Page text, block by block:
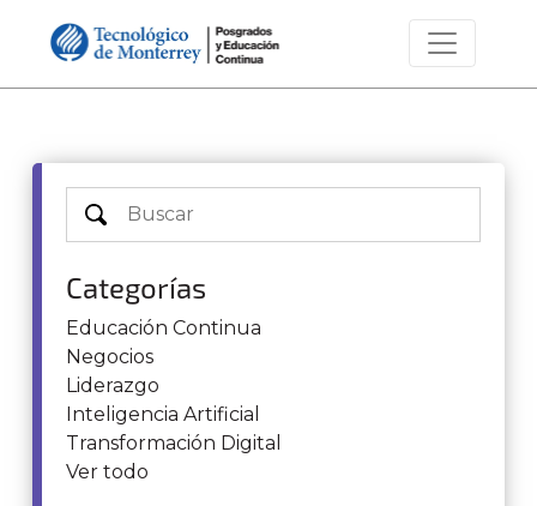
Categorías
Educación Continua
Negocios
Liderazgo
Inteligencia Artificial
Transformación Digital
Ver todo